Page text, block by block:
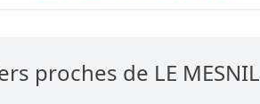
proches de LE